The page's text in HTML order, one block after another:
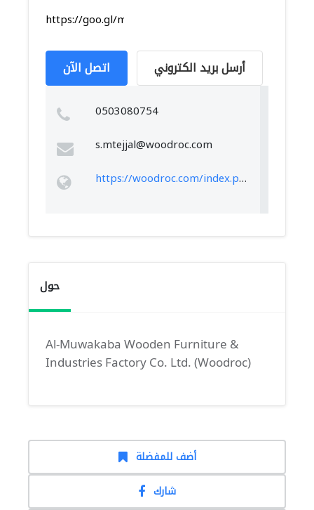
https://goo.gl/maps/tZSpg185Kjva71m59
اتصل الآن أرسل بريد الكتروني
0503080754
s.mtejjal@woodroc.com
https://woodroc.com/index.php/en/
حول
Al-Muwakaba Wooden Furniture &
Industries Factory Co. Ltd. (Woodroc)
أضف للمفضلة
شارك